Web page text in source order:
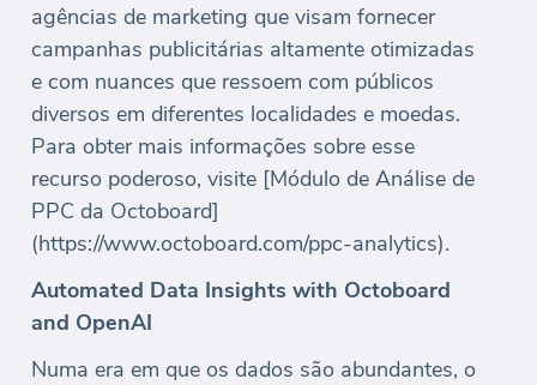
agências de marketing que visam fornecer
campanhas publicitárias altamente otimizadas
e com nuances que ressoem com públicos
diversos em diferentes localidades e moedas.
Para obter mais informações sobre esse
recurso poderoso, visite [Módulo de Análise de
PPC da Octoboard]
(https://www.octoboard.com/ppc-analytics).
Automated Data Insights with Octoboard
and OpenAI
Numa era em que os dados são abundantes, o